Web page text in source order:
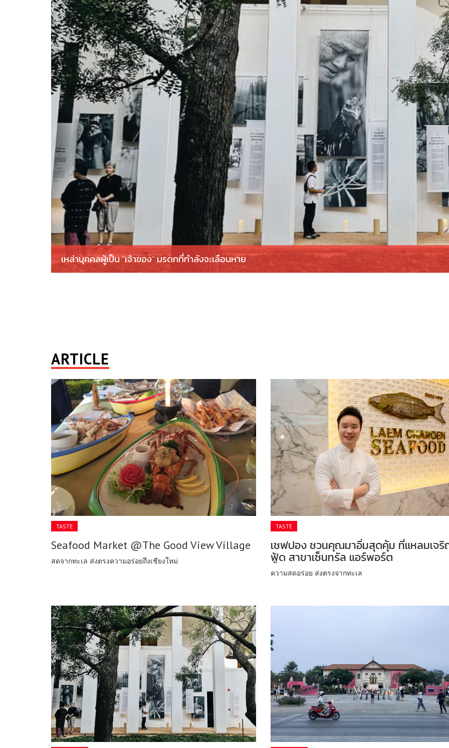
เหล่าบุคคลผู้เป็น “เจ้าของ” มรดกที่กำลังจะเลือนหาย
ARTICLE
TASTE
Seafood Market @The Good View Village
สดจากทะเล ส่งตรงความอร่อยถึงเชียงใหม่
TASTE
เชฟปอง ชวนคุณมาอิ่มสุดคุ้ม ที่แหลมเจ
ฟู้ด สาขาเซ็นทรัล แอร์พอร์ต
ความสดอร่อย ส่งตรงจากทะเล